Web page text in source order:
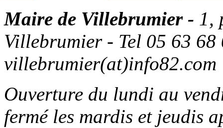
Maire de Villebrumier - 1,
Villebrumier - Tel 05 63
villebrumier(at)info82.com
Ouverture du lundi au
fermé les mardis et jeudis